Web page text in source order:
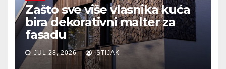
Zašto sve više vlasnika kuća
bira dekorativni malter za
fasadu
JUL 28, 2026 STIJAK